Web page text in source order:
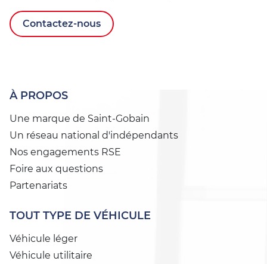
Contactez-nous
À PROPOS
Une marque de Saint-Gobain
Un réseau national d'indépendants
Nos engagements RSE
Foire aux questions
Partenariats
TOUT TYPE DE VÉHICULE
Véhicule léger
Véhicule utilitaire